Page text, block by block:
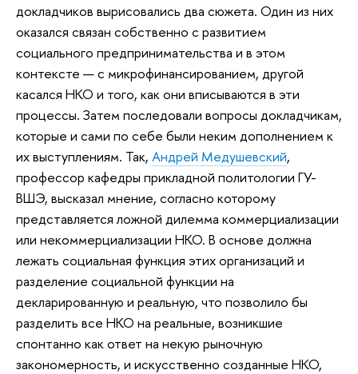
докладчиков вырисовались два сюжета. Один из них
оказался связан собственно с развитием
социального предпринимательства и в этом
контексте — с микрофинансированием, другой
касался НКО и того, как они вписываются в эти
процессы. Затем последовали вопросы докладчикам,
которые и сами по себе были неким дополнением к
их выступлениям. Так, Андрей Медушевский,
профессор кафедры прикладной политологии ГУ-
ВШЭ, высказал мнение, согласно которому
представляется ложной дилемма коммерциализации
или некоммерциализации НКО. В основе должна
лежать социальная функция этих организаций и
разделение социальной функции на
декларированную и реальную, что позволило бы
разделить все НКО на реальные, возникшие
спонтанно как ответ на некую рыночную
закономерность, и искусственно созданные НКО,